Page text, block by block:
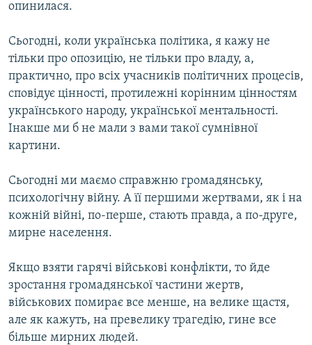
опинилася.
Сьогодні, коли українська політика, я кажу не
тільки про опозицію, не тільки про владу, а,
практично, про всіх учасників політичних процесів,
сповідує цінності, протилежні корінним цінностям
українського народу, української ментальності.
Інакше ми б не мали з вами такої сумнівної
картини.
Сьогодні ми маємо справжню громадянську,
психологічну війну. А її першими жертвами, як і на
кожній війні, по-перше, стають правда, а по-друге,
мирне населення.
Якщо взяти гарячі військові конфлікти, то йде
зростання громадянської частини жертв,
військових помирає все менше, на велике щастя,
але як кажуть, на превелику трагедію, гине все
більше мирних людей.